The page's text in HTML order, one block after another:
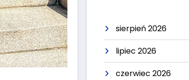
sierpień 2026
lipiec 2026
czerwiec 2026